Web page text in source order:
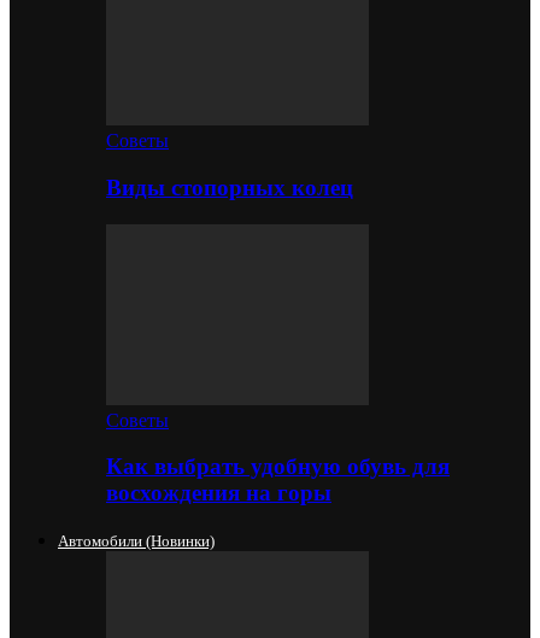
Советы
Виды стопорных колец
Советы
Как выбрать удобную обувь для
восхождения на горы
Автомобили (новинки)